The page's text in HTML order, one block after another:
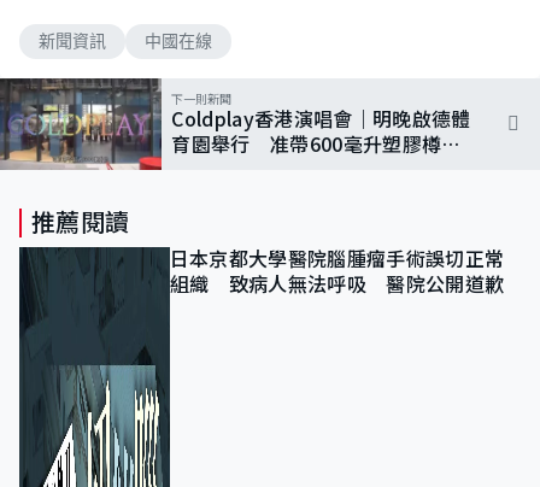
新聞資訊 中國在線
下一則新聞
Coldplay香港演唱會｜明晚啟德體
育園舉行 准帶600毫升塑膠樽或
推薦閱讀
日本京都大學醫院腦腫瘤手術誤切正常
組織 致病人無法呼吸 醫院公開道歉